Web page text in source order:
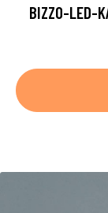
BIZZO-LED-